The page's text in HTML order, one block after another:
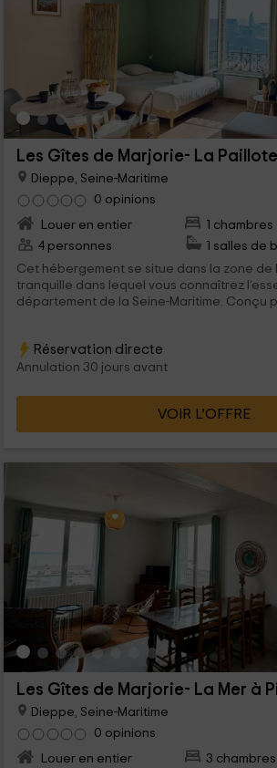
Les Gîtes de Marjorie- La
Dieppe, Seine-Maritime
0 opinions
Louer en entier
1 chambres
4 personnes
1 salles de
Cet hébergement se situe dans la zone de
tranquille dans lequel vous connaîtrez
département de la Seine-Maritime. Conçu pour une capacité
commodités, ainsi que des vues
situé juste devant.
Réservation directe
Annulation 30 jours avant
VOIR L’OFFRE
Les Gîtes de Marjorie- La Mer à
Dieppe, Seine-Maritime
0 opinions
Louer en entier
3 chambres